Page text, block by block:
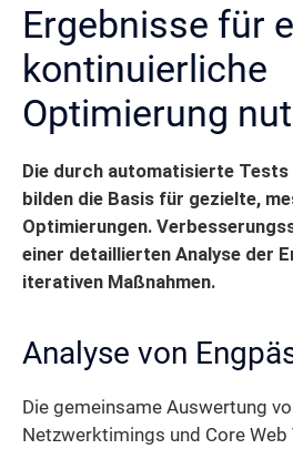
Ergebnisse für
kontinuierliche
Optimierung
Die durch automatisierte Tests
bilden die Basis für gezielte,
Optimierungen.
einer detaillierten Analyse der
iterativen Maßnahmen.
Analyse von
Die gemeinsame Auswertung
Netzwerktimings und Core